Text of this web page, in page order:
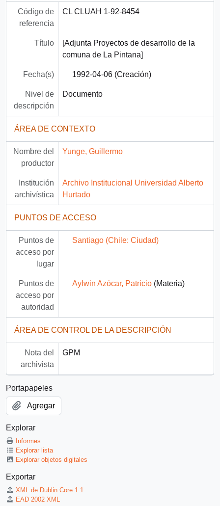
Código de
referencia
CL CLUAH 1-92-8454
Título
[Adjunta Proyectos de desarrollo de la
comuna de La Pintana]
Fecha(s) 1992-04-06 (Creación)
Nivel de
descripción
Documento
ÁREA DE CONTEXTO
Nombre del
productor
Yunge, Guillermo
Institución
archivística
Archivo Institucional Universidad Alberto
Hurtado
PUNTOS DE ACCESO
Puntos de
acceso por
lugar
Santiago (Chile: Ciudad)
Puntos de
acceso por
autoridad
Aylwin Azócar, Patricio(Materia)
ÁREA DE CONTROL DE LA DESCRIPCIÓN
Nota del
archivista
GPM
Portapapeles
Agregar
Explorar
Informes
Explorar lista
Explorar objetos digitales
Exportar
XML de Dublin Core 1.1
EAD 2002 XML